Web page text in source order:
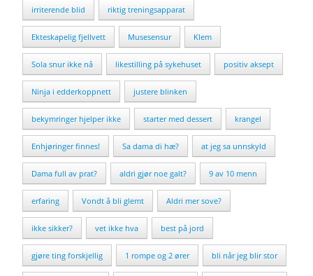
irriterende blid riktig treningsapparat
Ekteskapelig fjellvett Musesensur Klem
Sola snur ikke nå likestilling på sykehuset positiv aksept
Ninja i edderkoppnett justere blinken
bekymringer hjelper ikke starter med dessert krangel
Enhjøringer finnes! Sa dama di hæ? at jeg sa unnskyld
Dama full av prat? aldri gjør noe galt? 9 av 10 menn
erfaring Vondt å bli glemt Aldri mer sove?
ikke sikker? vet ikke hva best på jord
gjøre ting forskjellig 1 rompe og 2 ører bli når jeg blir stor